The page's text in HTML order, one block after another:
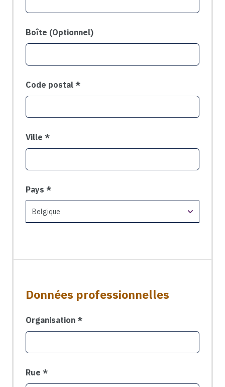
Boîte (Optionnel)
Code postal
Ville
Pays
Données professionnelles
Organisation
Rue